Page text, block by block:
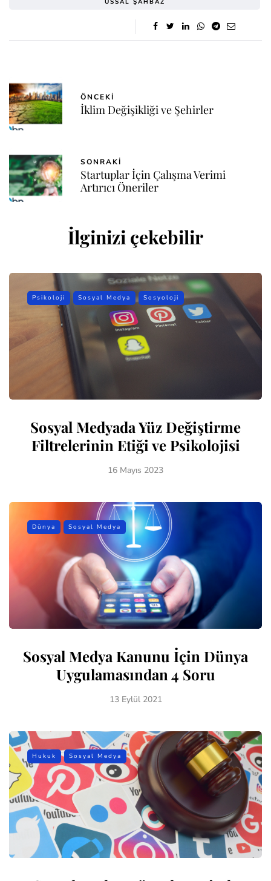
ÖNCEKI
İklim Değişikliği ve Şehirler
SONRAKI
Startuplar İçin Çalışma Verimi
Artırıcı Öneriler
İlginizi çekebilir
Psikoloji Sosyal Medya Sosyoloji
Sosyal Medyada Yüz Değiştirme
Filtrelerinin Etiği ve Psikolojisi
16 Mayıs 2023
Dünya Sosyal Medya
Sosyal Medya Kanunu İçin Dünya
Uygulamasından 4 Soru
13 Eylül 2021
Hukuk Sosyal Medya